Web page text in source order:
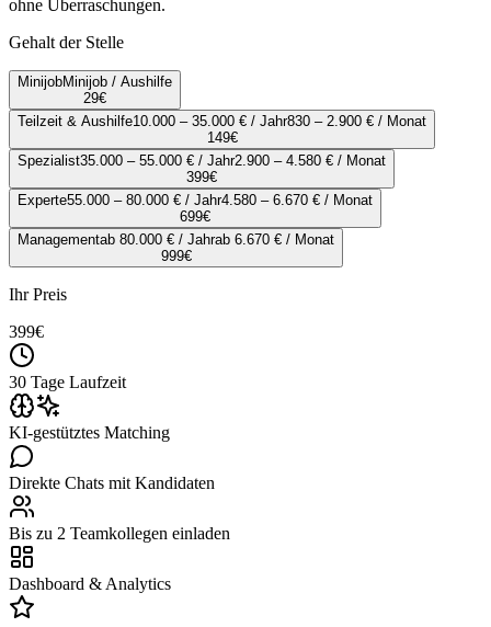
ohne Überraschungen.
Gehalt der Stelle
MinijobMinijob / Aushilfe
29€
Teilzeit & Aushilfe10.000 – 35.000 € / Jahr830 – 2.900 € / Monat
149€
Spezialist35.000 – 55.000 € / Jahr2.900 – 4.580 € / Monat
399€
Experte55.000 – 80.000 € / Jahr4.580 – 6.670 € / Monat
699€
Managementab 80.000 € / Jahrab 6.670 € / Monat
999€
Ihr Preis
399€
30 Tage Laufzeit
KI-gestütztes Matching
Direkte Chats mit Kandidaten
Bis zu 2 Teamkollegen einladen
Dashboard & Analytics